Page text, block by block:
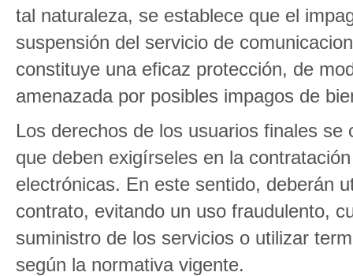
tal naturaleza, se establece que el
suspensión del servicio de
constituye una eficaz protección, de
amenazada por posibles impagos de
Los derechos de los usuarios finales
que deben exigírseles en la
electrónicas. En este sentido, deberán
contrato, evitando un uso fraudulento,
suministro de los servicios o utilizar
según la normativa vigente.